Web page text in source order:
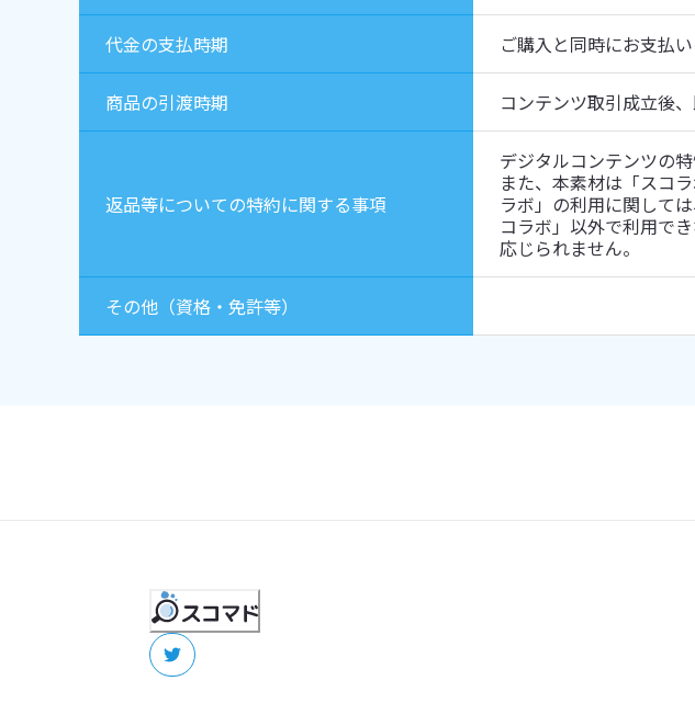
代金の支払時期 ご購入と同時にお支払い
商品の引渡時期 コンテンツ取引成立後
返品等についての特約に関する事項
デジタルコンテンツの
また、本素材は「スコ
ラボ」の利用に関して
コラボ」以外で利用で
応じられません。
その他（資格・免許等）